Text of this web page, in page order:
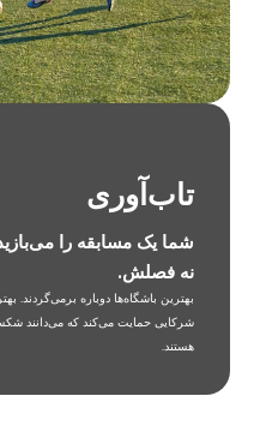
تاب‌آوری
شما یک مسابقه را می‌بازید.
نه فصلش.
بهترین باشگاه‌ها دوباره برمی‌گردند.
شرکایی حمایت می‌کند که می‌دانند
هستند.